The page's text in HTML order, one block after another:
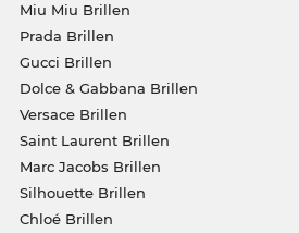
Miu Miu Brillen
Prada Brillen
Gucci Brillen
Dolce & Gabbana Brillen
Versace Brillen
Saint Laurent Brillen
Marc Jacobs Brillen
Silhouette Brillen
Chloé Brillen